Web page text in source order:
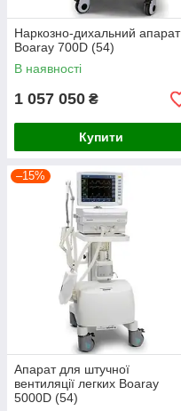
Наркозно-дихальний апарат
Boaray 700D (54)
В наявності
1 057 050 ₴
Купити
–15%
Aпарат для штучної
вентиляції легких Boaray
5000D (54)